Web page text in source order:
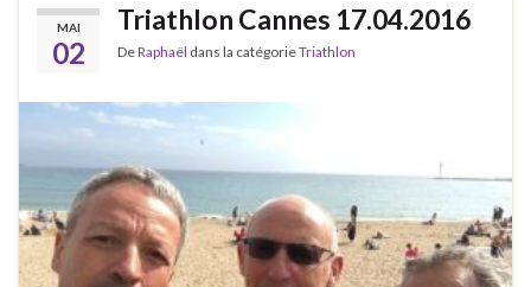
MAI
02
Triathlon Cannes 17.04.2016
DeRaphaël dans la catégorieTriathlon